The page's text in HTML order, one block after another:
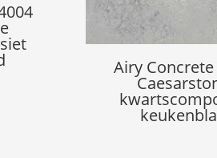
Airy Concrete